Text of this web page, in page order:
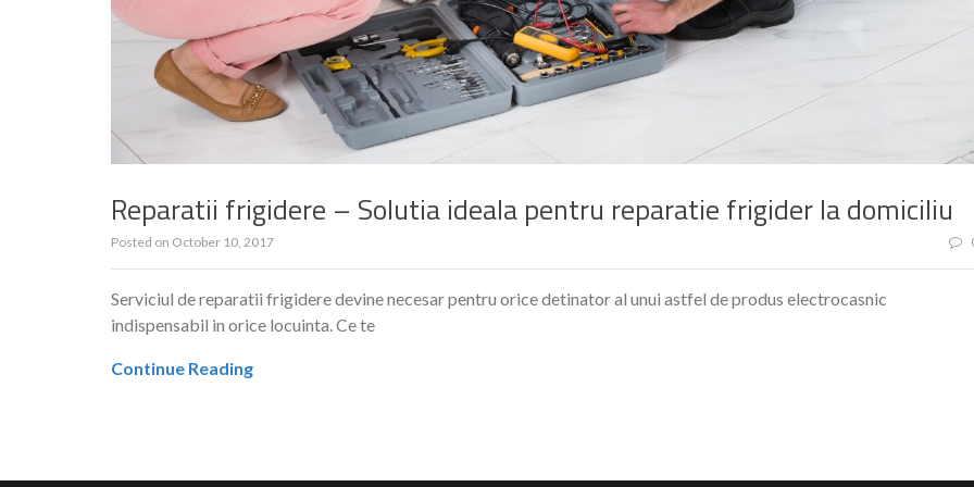
Reparatii frigidere – Solutia ideala pentru reparatie frigider la domiciliu
Posted on October 10, 2017
Serviciul de reparatii frigidere devine necesar pentru orice detinator al unui astfel de produs electrocasnic
indispensabil in orice locuinta. Ce te
Continue Reading